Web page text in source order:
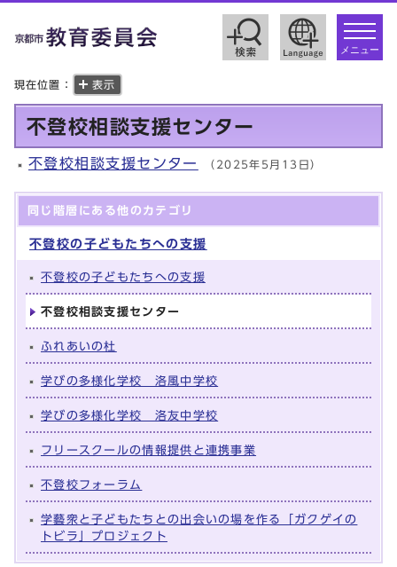
toggle
メニュー
現在位置： 表示
不登校相談支援センター
不登校相談支援センター （2025年5月13日）
同じ階層にある他のカテゴリ
不登校の子どもたちへの支援
不登校の子どもたちへの支援
不登校相談支援センター
ふれあいの杜
学びの多様化学校 洛風中学校
学びの多様化学校 洛友中学校
フリースクールの情報提供と連携事業
不登校フォーラム
学藝衆と子どもたちとの出会いの場を作る「ガクゲイの
トビラ」プロジェクト